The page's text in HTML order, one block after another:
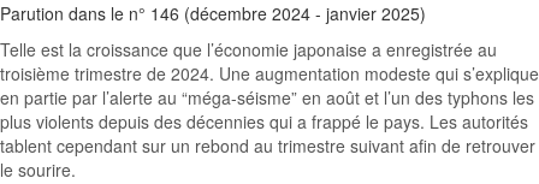
Parution dans le n° 146 (décembre 2024 - janvier 2025)
Telle est la croissance que l’économie japonaise a enregistrée au
troisième trimestre de 2024. Une augmentation modeste qui s’explique
en partie par l’alerte au “méga-séisme” en août et l’un des typhons les
plus violents depuis des décennies qui a frappé le pays. Les autorités
tablent cependant sur un rebond au trimestre suivant afin de retrouver
le sourire.